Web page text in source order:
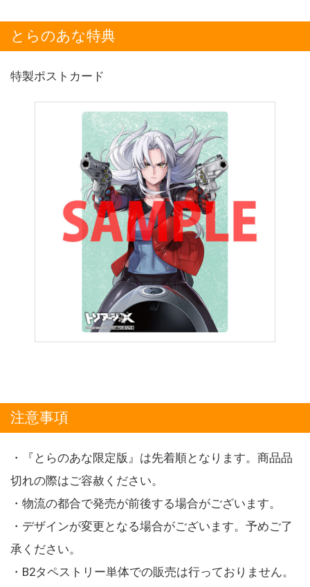
とらのあな特典
特製ポストカード
注意事項
・『とらのあな限定版』は先着順となります。商品品
切れの際はご容赦ください。
・物流の都合で発売が前後する場合がございます。
・デザインが変更となる場合がございます。予めご了
承ください。
・B2タペストリー単体での販売は行っておりません。